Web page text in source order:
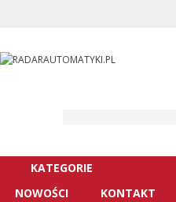
KATEGORIE
NOWOŚCI
KONTAKT